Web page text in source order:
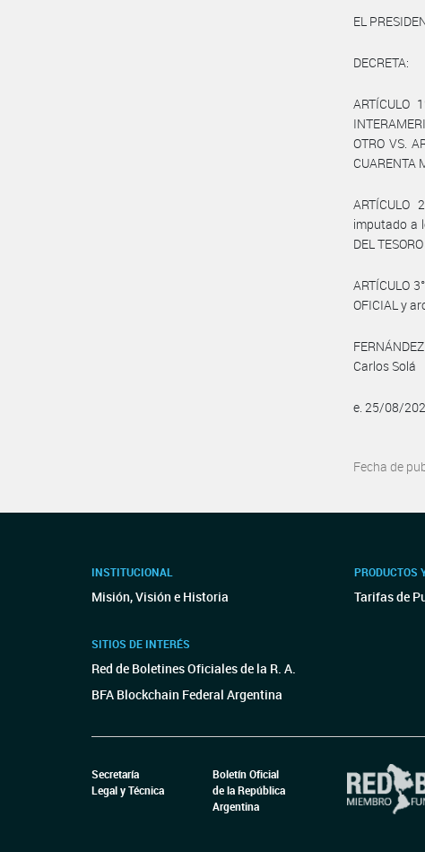
EL
DECRETA:
ARTÍCULO
OTRO VS.
CUARENTA
imputado a
DEL
ARTÍCULO
OFICIAL y
Carlos Solá
e. 25/08/
Fecha de
INSTITUCIONAL
Misión, Visión e Historia
SITIOS DE INTERÉS
Red de Boletines Oficiales de la R. A.
BFA Blockchain Federal Argentina
PRODUCTOS
Tarifas de
Secretaría
Legal y Técnica
Boletín Oficial
de la República
Argentina